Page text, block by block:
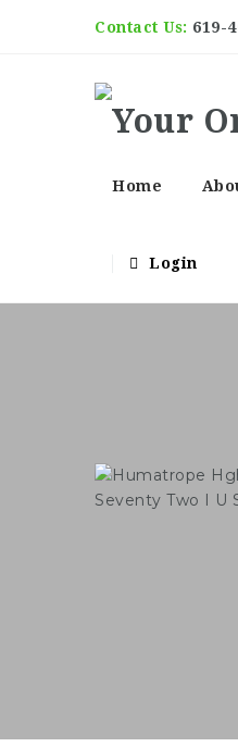
Contact Us: 619-
Home
Login